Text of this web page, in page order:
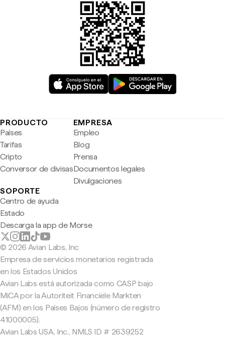
PRODUCTO
Países
Tarifas
Cripto
Conversor de divisas
EMPRESA
Empleo
Blog
Prensa
Documentos legales
Divulgaciones
SOPORTE
Centro de ayuda
Estado
Descarga la app de Morse
© 2026 Avian Labs, Inc
Empresa de servicios monetarios registrada
en los Estados Unidos
Avian Labs está autorizada como CASP bajo
MiCA por la Autoriteit Financiële Markten
(AFM) en los Países Bajos (número de registro
41000005).
Avian Labs USA, Inc., NMLS ID # 2639252